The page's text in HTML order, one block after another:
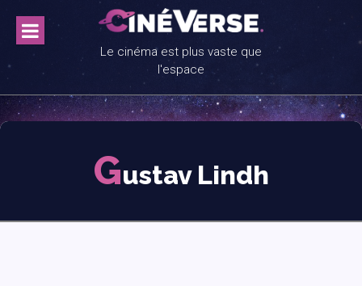
content
Le cinéma est plus vaste que
l'espace
Gustav Lindh